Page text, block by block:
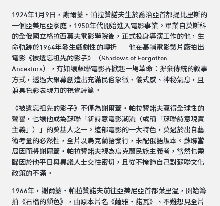
1924年1月9日，謝爾蓋‧帕拉贊諾夫生於喬治亞首都提比里斯的
一個亞美尼亞家庭，1950年代開始進入電影事業。畢業自莫斯科
的全俄國立格拉西莫夫電影學院後，正式投身導演工作的他，生
命軌跡於1964年發生戲劇性的轉折——他在基輔電影製片廠拍出
電影《被遺忘祖先的影子》（Shadows of Forgotten
Ancestors），有如讓蘇聯電影界掀起一場革命：摒棄傳統的敘事
方式，透過大銀幕創造出充滿民俗象徵、儀式感、神秘氣息，且
兼具色彩表現力的視覺詩篇。
《被遺忘祖先的影子》不僅為謝爾蓋‧帕拉贊諾夫贏得全球性的
聲譽，也讓他成為蘇聯「新詩意電影潮流（或稱「蘇聯詩意現實
主義」）」的奠基人之一。這部電影的一大特色，莫過於出自藝
術考量的必然性，全片以烏克蘭語發行，未配俄語版本。蘇聯當
局因而將謝爾蓋‧帕拉贊諾夫視為烏克蘭民族主義者，當然也需
歸因於他平日與異議人士交往密切，且從不掩飾自己對蘇聯文化
政策的不滿。
1966年，謝爾蓋‧帕拉贊諾夫前往亞美尼亞首都葉里溫，開始籌
拍《石榴的顏色》，由原本片名《薩雅‧諾瓦》、不難想見全片